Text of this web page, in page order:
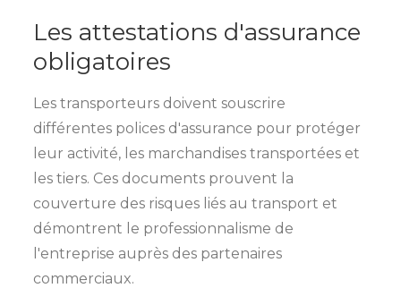
Les attestations d'assurance
obligatoires
Les transporteurs doivent souscrire
différentes polices d'assurance pour protéger
leur activité, les marchandises transportées et
les tiers. Ces documents prouvent la
couverture des risques liés au transport et
démontrent le professionnalisme de
l'entreprise auprès des partenaires
commerciaux.